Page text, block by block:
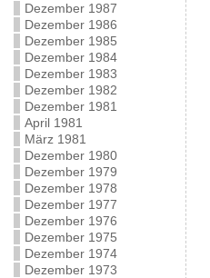
Dezember 1987
Dezember 1986
Dezember 1985
Dezember 1984
Dezember 1983
Dezember 1982
Dezember 1981
April 1981
März 1981
Dezember 1980
Dezember 1979
Dezember 1978
Dezember 1977
Dezember 1976
Dezember 1975
Dezember 1974
Dezember 1973